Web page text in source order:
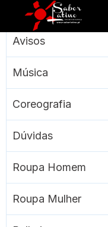
Avisos
Música
Coreografia
Dúvidas
Roupa Homem
Roupa Mulher